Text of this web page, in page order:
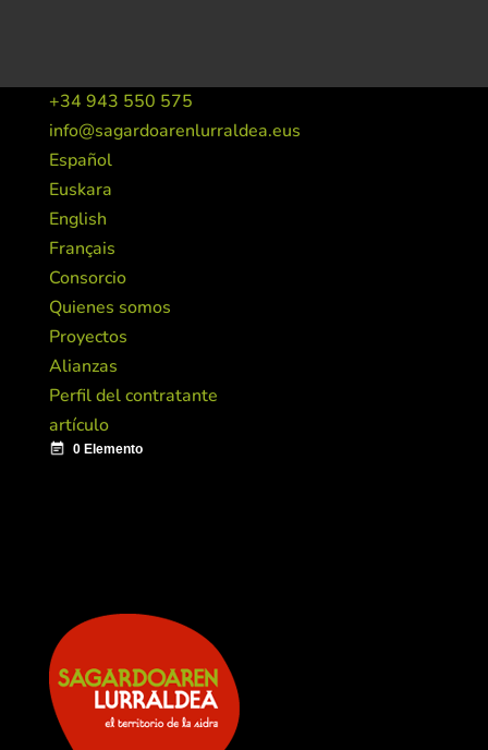
+34 943 550 575
info@sagardoarenlurraldea.eus
Español
Euskara
English
Français
Consorcio
Quienes somos
Proyectos
Alianzas
Perfil del contratante
artículo